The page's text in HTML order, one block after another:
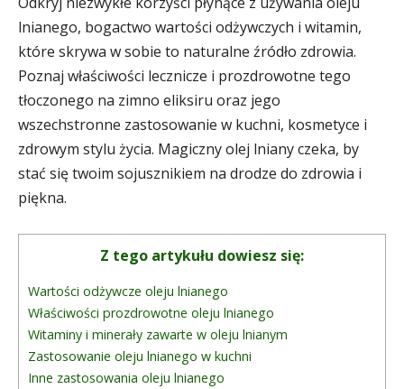
lnianego, bogactwo wartości odżywczych i witamin,
które skrywa w sobie to naturalne źródło zdrowia.
Poznaj właściwości lecznicze i prozdrowotne tego
tłoczonego na zimno eliksiru oraz jego
wszechstronne zastosowanie w kuchni, kosmetyce i
zdrowym stylu życia. Magiczny olej lniany czeka, by
stać się twoim sojusznikiem na drodze do zdrowia i
piękna.
Z tego artykułu dowiesz się:
Wartości odżywcze oleju lnianego
Właściwości prozdrowotne oleju lnianego
Witaminy i minerały zawarte w oleju lnianym
Zastosowanie oleju lnianego w kuchni
Inne zastosowania oleju lnianego